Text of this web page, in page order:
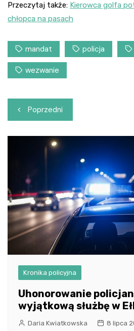
Przeczytaj także: Kierowca golfa
chłopca na pasach
mandat policja
wezwanie
Nawigacja
wpisu
Poprzedni
Kronika policyjna
Uhonorowanie
wyjątkową służbę w
Daria Kwiatkowska 8 lipca